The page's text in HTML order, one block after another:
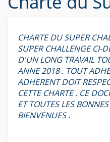
CHARTE DU SUPER
SUPER CHALLENGE CI-
D'UN LONG TRAVAIL
ANNE 2018 . TOUT
ADHERENT DOIT
CETTE CHARTE . CE
ET TOUTES LES
BIENVENUES .